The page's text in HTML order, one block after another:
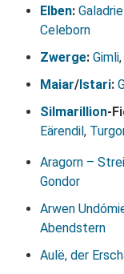
Elben: Galadriel
Celeborn
Zwerge: Gimli,
Maiar/ Istari:
Silmarillion-
Eärendil ,
Aragorn –
Gondor
Arwen
Abendstern
Aulë, der